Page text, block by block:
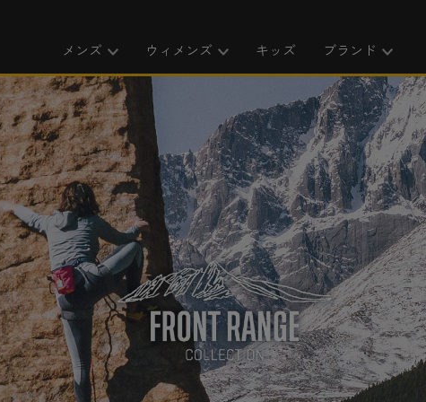
メンズ ウィメンズ キッズ ブランド